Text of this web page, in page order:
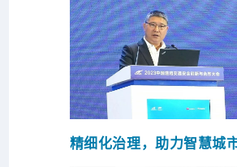
精细化治理，助力智慧城